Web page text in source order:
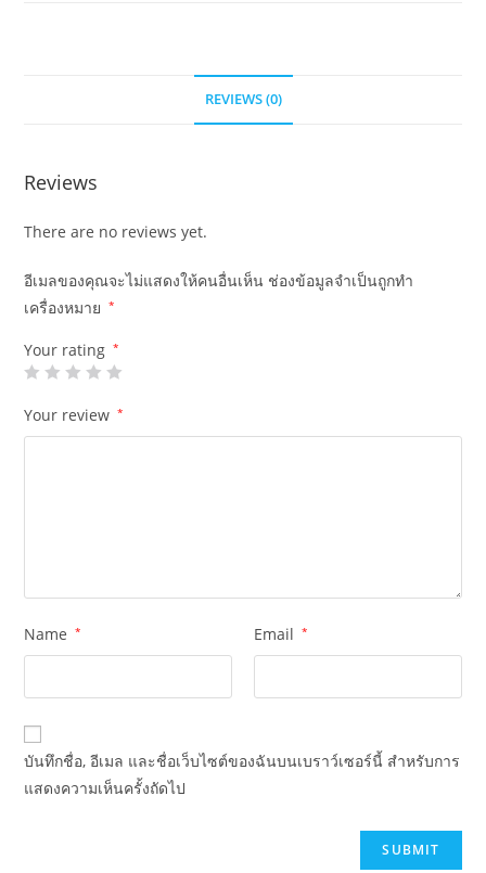
REVIEWS (0)
Reviews
There are no reviews yet.
อีเมลของคุณจะไม่แสดงให้คนอื่นเห็น ช่องข้อมูลจำเป็นถูกทำ
เครื่องหมาย
*
Your rating *
Your review *
Name * Email *
บันทึกชื่อ, อีเมล และชื่อเว็บไซต์ของฉันบนเบราว์เซอร์นี้ สำหรับการ
แสดงความเห็นครั้งถัดไป